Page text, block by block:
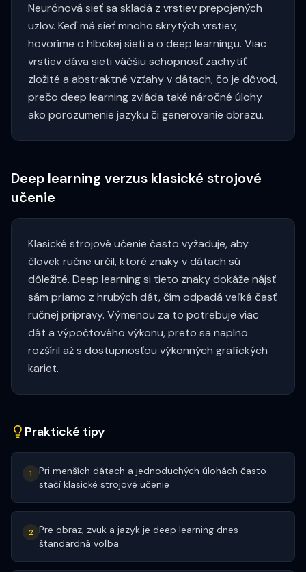
Neurónová sieť sa skladá z vrstiev prepojených
uzlov. Keď má sieť mnoho skrytých vrstiev,
hovoríme o hlbokej sieti a o deep learningu. Viac
vrstiev dáva sieti väčšiu schopnosť zachytiť
zložité a abstraktné vzťahy v dátach, čo je dôvod,
prečo deep learning zvláda také náročné úlohy
ako porozumenie jazyku či generovanie obrazu.
Deep learning verzus klasické strojové
učenie
Klasické strojové učenie často vyžaduje, aby
človek ručne určil, ktoré znaky v dátach sú
dôležité. Deep learning si tieto znaky dokáže nájsť
sám priamo z hrubých dát, čím odpadá veľká časť
ručnej prípravy. Výmenou za to potrebuje viac
dát a výpočtového výkonu, preto sa naplno
rozšíril až s dostupnosťou výkonných grafických
kariet.
Praktické tipy
1
Pri menších dátach a jednoduchých úlohách často
stačí klasické strojové učenie
2 Pre obraz, zvuk a jazyk je deep learning dnes
štandardná voľba